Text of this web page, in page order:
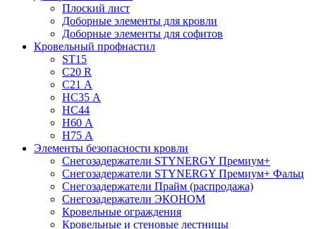
Плоский лист
Доборные элементы для кровли
Доборные элементы для софитов
Кровельный профнастил
ST15
С20 R
C21 А
НС35 А
НС44
Н60 А
Н75 А
Элементы безопасности кровли
Снегозадержатели STYNERGY Премиум+
Снегозадержатели STYNERGY Премиум+ Фальц
Снегозадержатели Прайм (распродажа)
Снегозадержатели ЭКОНОМ
Кровельные ограждения
Кровельные и стеновые лестницы